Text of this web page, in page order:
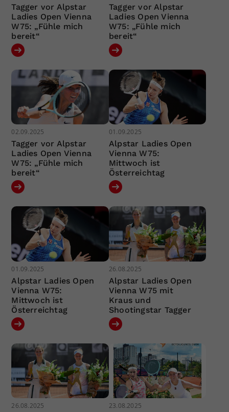
Tagger vor Alpstar
Ladies Open Vienna
W75: „Fühle mich
bereit“
Tagger vor Alpstar
Ladies Open Vienna
W75: „Fühle mich
bereit“
02.09.2025
Tagger vor Alpstar
Ladies Open Vienna
W75: „Fühle mich
bereit“
01.09.2025
Alpstar Ladies Open
Vienna W75:
Mittwoch ist
Österreichtag
01.09.2025
Alpstar Ladies Open
Vienna W75:
Mittwoch ist
Österreichtag
26.08.2025
Alpstar Ladies Open
Vienna W75 mit
Kraus und
Shootingstar Tagger
26.08.2025 23.08.2025